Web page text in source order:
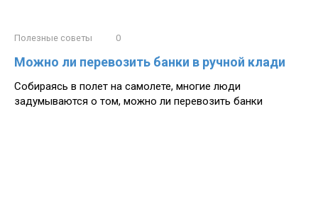
Полезные советы 0
Можно ли перевозить банки в ручной клади
Собираясь в полет на самолете, многие люди
задумываются о том, можно ли перевозить банки